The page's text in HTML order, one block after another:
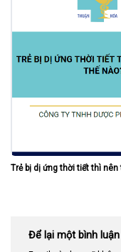
Trẻ bị dị ứng thời tiết thì nên
Để lại một bình luận